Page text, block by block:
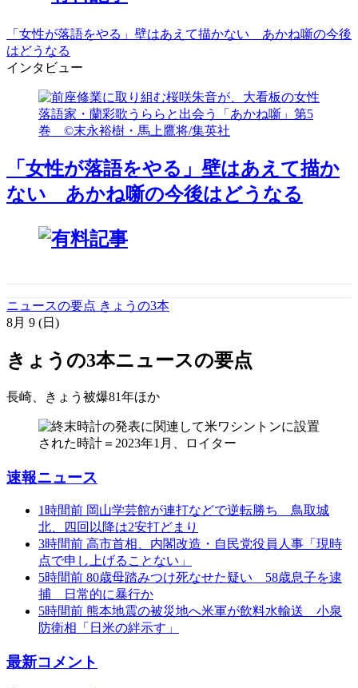
「女性が落語をやる」壁はあえて描かない あかね噺の今後
はどうなる
インタビュー
「女性が落語をやる」壁はあえて描か
ない あかね噺の今後はどうなる
ニュースの要点 きょうの3本
8月 9 (日)
きょうの3本ニュースの要点
長崎、きょう被爆81年ほか
速報ニュース
1時間前 岡山学芸館が連打などで逆転勝ち 鳥取城
北、四回以降は2安打どまり
3時間前 高市首相、内閣改造・自民党役員人事「現時
点で申し上げることない」
5時間前 80歳母踏みつけ死なせた疑い 58歳息子を逮
捕 日常的に暴行か
5時間前 熊本地震の被災地へ米軍が飲料水輸送 小泉
防衛相「日米の絆示す」
最新コメント